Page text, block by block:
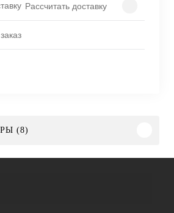
Рассчитать доставку
(8)